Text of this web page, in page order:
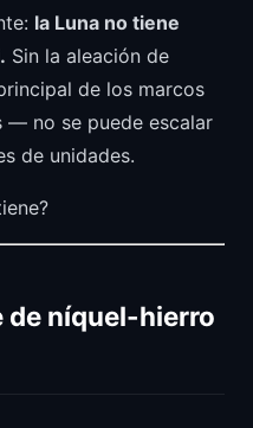
la Luna no tiene
Sin la aleación de
de los marcos
— no se puede escalar
de unidades.
de níquel-hierro